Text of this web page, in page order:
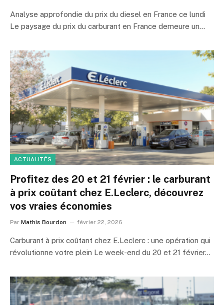
Analyse approfondie du prix du diesel en France ce lundi
Le paysage du prix du carburant en France demeure un…
ACTUALITÉS
Profitez des 20 et 21 février : le carburant
à prix coûtant chez E.Leclerc, découvrez
vos vraies économies
Par Mathis Bourdon février 22, 2026
Carburant à prix coûtant chez E.Leclerc : une opération qui
révolutionne votre plein Le week-end du 20 et 21 février…